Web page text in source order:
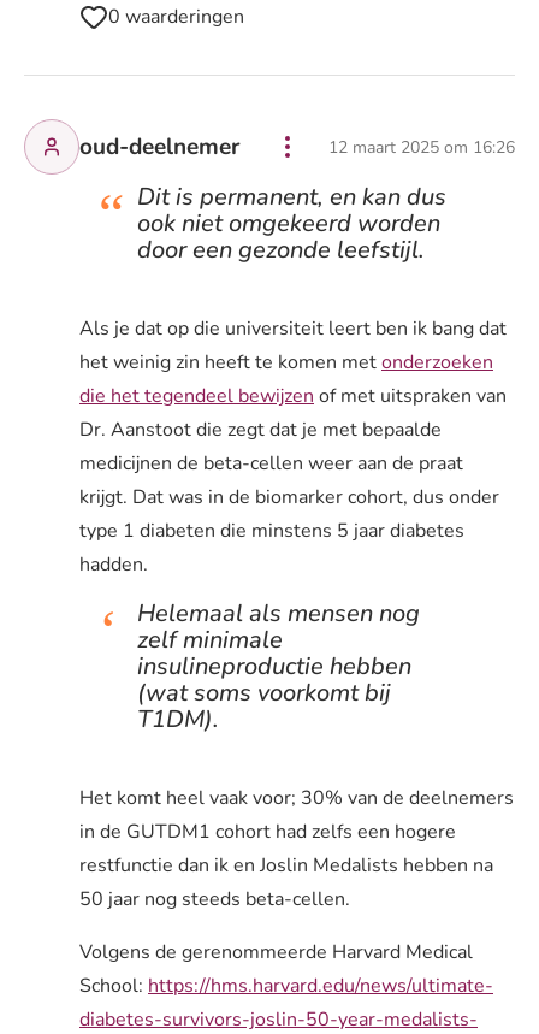
0 waarderingen
oud-deelnemer 12 maart 2025 om 16:26
Dit is permanent, en kan dus
ook niet omgekeerd worden
door een gezonde leefstijl.
Als je dat op die universiteit leert ben ik bang dat
het weinig zin heeft te komen metonderzoeken
die het tegendeel bewijzen of met uitspraken van
Dr. Aanstoot die zegt dat je met bepaalde
medicijnen de beta-cellen weer aan de praat
krijgt. Dat was in de biomarker cohort, dus onder
type 1 diabeten die minstens 5 jaar diabetes
hadden.
Helemaal als mensen nog
zelf minimale
insulineproductie hebben
(wat soms voorkomt bij
T1DM).
Het komt heel vaak voor; 30% van de deelnemers
in de GUTDM1 cohort had zelfs een hogere
restfunctie dan ik en Joslin Medalists hebben na
50 jaar nog steeds beta-cellen.
Volgens de gerenommeerde Harvard Medical
School: https://hms.harvard.edu/news/ultimate-
diabetes-survivors-joslin-50-year-medalists-